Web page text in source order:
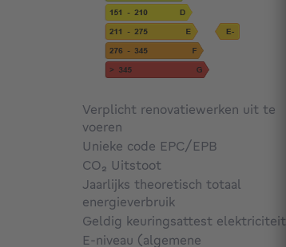
Verplicht renovatiewerken uit te
voeren
Unieke code EPC/EPB
CO₂ Uitstoot
Jaarlijks theoretisch totaal
energieverbruik
Geldig keuringsattest elektriciteit
E-niveau (algemene